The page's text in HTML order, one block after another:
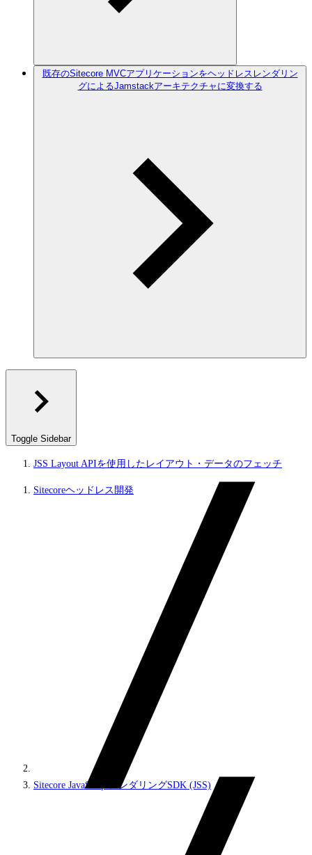
既存のSitecore MVCアプリケーションをヘッドレスレンダリン
グによるJamstackアーキテクチャに変換する
Toggle Sidebar
JSS Layout APIを使用したレイアウト・データのフェッチ
Sitecoreヘッドレス開発
Sitecore JavaScriptレンダリングSDK (JSS)